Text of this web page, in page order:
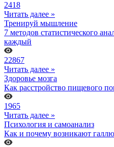
2418
Читать далее »
Тренируй мышление
7 методов статистического
каждый
22867
Читать далее »
Здоровье мозга
Как расстройство пищевого
1965
Читать далее »
Психология и самоанализ
Как и почему возникают